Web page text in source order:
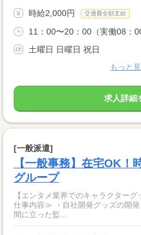
時給2,000円 交通費全額支給
11：00〜20：00（実働08：
土曜日 日曜日 祝日
もっと
求人詳細
[一般派遣]
【一般事務】在宅OK！
グループ
【エンタメ業界でのキャラクターグ
仕事内容≫ ・自社開発グッズの開発サポート ・版権元とメーカーの
間に立った監...